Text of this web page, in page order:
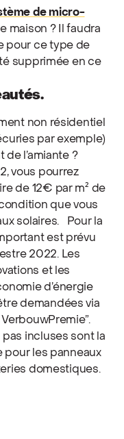
de micro-
maison ? Il faudra
pour ce type de
supprimée en ce
non résidentiel
par exemple)
l’amiante ?
vous pourrez
de 12€ par m² de
que vous
solaires.
Pour la
est prévu
2022. Les
et les
d’énergie
demandées via
incluses sont la
pour les panneaux
domestiques.